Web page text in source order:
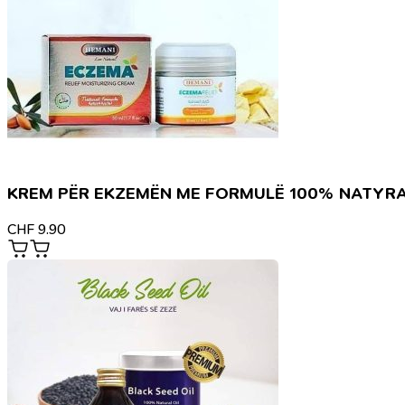
KREM PËR EKZEMËN ME FORMULË 100%
CHF 9.90